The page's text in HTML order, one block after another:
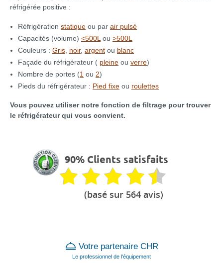
réfrigérée positive :
Réfrigération statique ou par air pulsé
Capacités (volume) <500L ou >500L
Couleurs : Gris noir, argent ou blanc
Façade du réfrigérateur ( pleine ou verre)
Nombre de portes (1 ou 2)
Pieds du réfrigérateur : Pied fixe ou roulettes
Vous pouvez utiliser notre fonction de filtrage pour trouver
le réfrigérateur qui vous convient.
90% Clients satisfaits
(basé sur 564 avis)
Votre partenaire CHR
Le professionnel de l'équipement